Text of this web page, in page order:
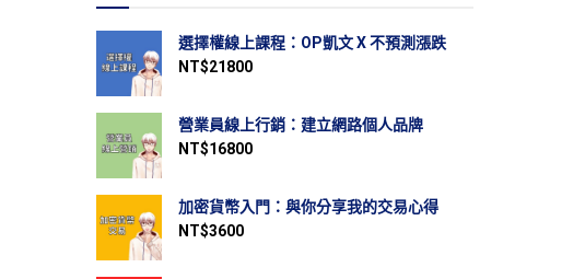
選擇權線上課程：OP凱文 X 不預測漲跌
NT$21800
營業員線上行銷：建立網路個人品牌
NT$16800
加密貨幣入門：與你分享我的交易心得
NT$3600